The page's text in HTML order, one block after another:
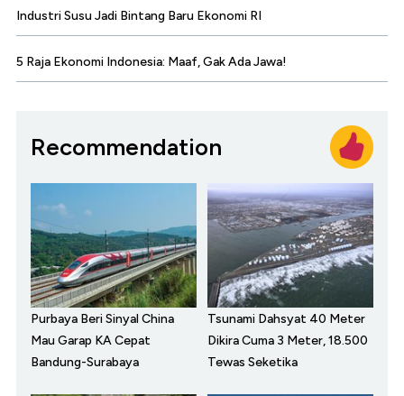
Industri Susu Jadi Bintang Baru Ekonomi RI
5 Raja Ekonomi Indonesia: Maaf, Gak Ada Jawa!
Recommendation
Purbaya Beri Sinyal China
Mau Garap KA Cepat
Bandung-Surabaya
Tsunami Dahsyat 40 Meter
Dikira Cuma 3 Meter, 18.500
Tewas Seketika